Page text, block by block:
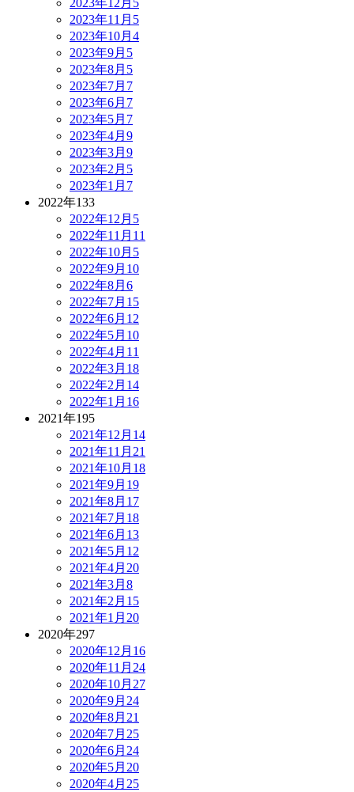
2023年12月 5
2023年11月 5
2023年10月 4
2023年9月 5
2023年8月 5
2023年7月 7
2023年6月 7
2023年5月 7
2023年4月 9
2023年3月 9
2023年2月 5
2023年1月 7
2022年133
2022年12月 5
2022年11月 11
2022年10月 5
2022年9月 10
2022年8月 6
2022年7月 15
2022年6月 12
2022年5月 10
2022年4月 11
2022年3月 18
2022年2月 14
2022年1月 16
2021年195
2021年12月 14
2021年11月 21
2021年10月 18
2021年9月 19
2021年8月 17
2021年7月 18
2021年6月 13
2021年5月 12
2021年4月 20
2021年3月 8
2021年2月 15
2021年1月 20
2020年297
2020年12月 16
2020年11月 24
2020年10月 27
2020年9月 24
2020年8月 21
2020年7月 25
2020年6月 24
2020年5月 20
2020年4月 25